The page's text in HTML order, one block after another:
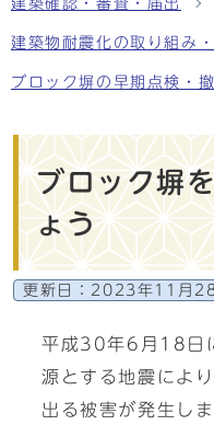
建築確認・審査・届出
建築物耐震化の取り組み
ブロック塀の早期点検・
ブロック塀
ょう
更新日： 2023年11月28
平成30年6月18日
源とする地震によ
出る被害が発生しま